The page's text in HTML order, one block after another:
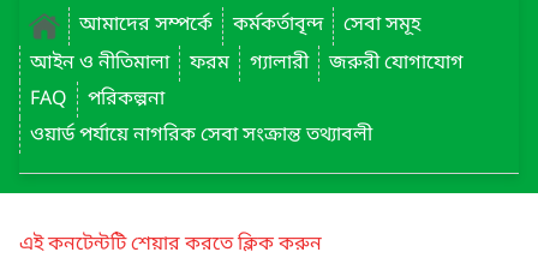
আমাদের সম্পর্কে
কর্মকর্তাবৃন্দ
সেবা সমূহ
আইন ও নীতিমালা
ফরম গ্যালারী
জরুরী যোগাযোগ
FAQ
পরিকল্পনা
ওয়ার্ড পর্যায়ে নাগরিক সেবা সংক্রান্ত তথ্যাবলী
এই কনটেন্টটি শেয়ার করতে ক্লিক করুন